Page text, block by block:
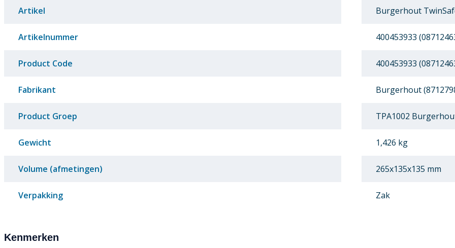
Artikel Burgerhout
Artikelnummer 400453933
Product Code 400453933
Fabrikant Burgerhout
Product Groep TPA1002
Gewicht 1,426 kg
Volume (afmetingen) 265x135x135 mm
Verpakking Zak
Kenmerken